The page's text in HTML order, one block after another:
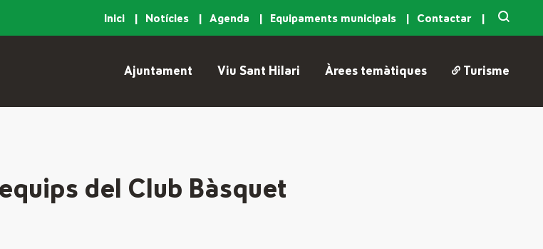
Inici Notícies Agenda Equipaments municipals Contactar
Ajuntament Viu Sant Hilari Àrees temàtiques Turisme
del Club Bàsquet